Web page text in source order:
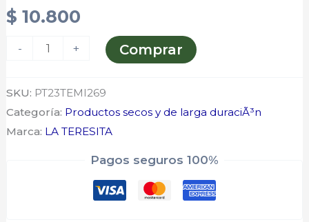
$ 10.800
- + Comprar
SKU: PT23TEMI269
Categoría: Productos secos y de larga duraciÃ³n
Marca: LA TERESITA
Pagos seguros 100%